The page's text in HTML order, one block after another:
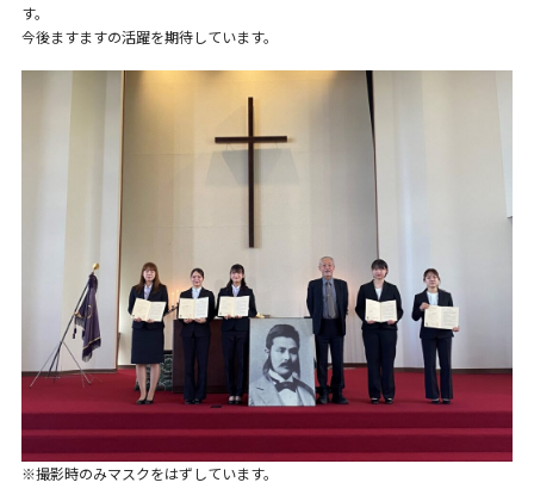
す
今後ますますの活躍を期待しています。
※撮影時のみマスクをはずしています。